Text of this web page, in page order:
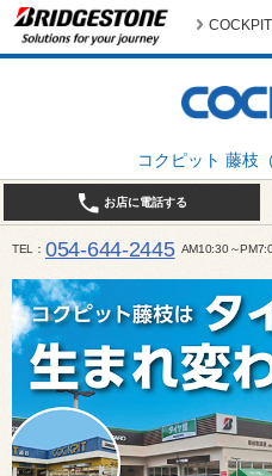
コクピット 藤枝
お店に電話する
TEL 054-644-2445 AM10:30～